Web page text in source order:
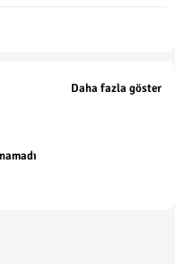
Daha fazla göster